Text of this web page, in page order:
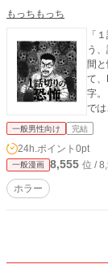
もっちもっち
「
う
間
て
字
で
一般男性向け 完結
24h.ポイント 0pt
一般漫画 8,555 位 /
ホラー